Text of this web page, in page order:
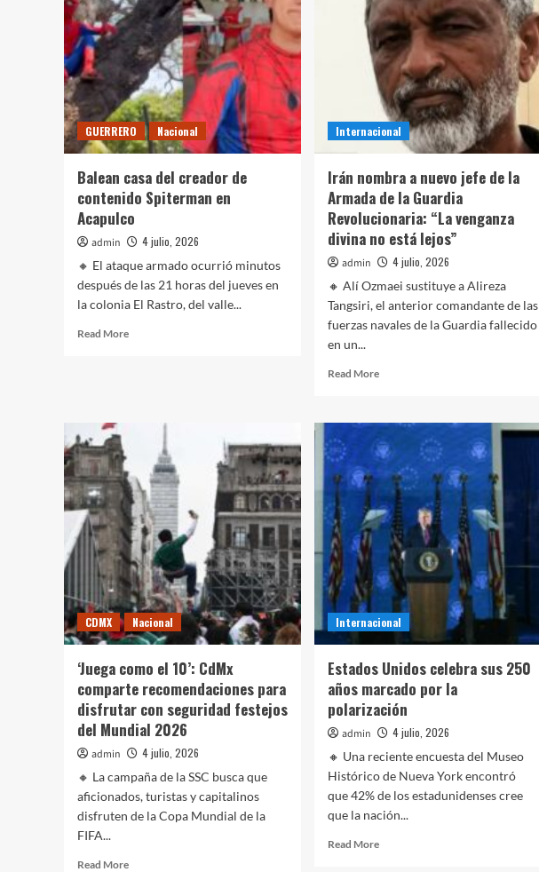
mínimo
y
modificación
pensiones
una
camioneta,
aseguran
50
kilos
de
metanfetamina
en
Hidalgo
GUERRERO Nacional
Balean casa del creador de
contenido Spiterman en
Acapulco
admin
4 julio, 2026
🔸 El ataque armado ocurrió minutos
después de las 21 horas del jueves en
la colonia El Rastro, del valle...
Read MoreRead
contenido
Spiterman
en
Acapulco
Internacional
Irán nombra a nuevo jefe de la
Armada de la Guardia
Revolucionaria: “La venganza
divina no está lejos”
admin
4 julio, 2026
🔸 Alí Ozmaei sustituye a Alireza
Tangsiri, el anterior comandante de las
fuerzas navales de la Guardia fallecido
en un...
Read MoreRead
Irán
nombra
a
nuevo
de
la
Armada
de
la
Guardia
Revolucionaria:
“La
venganza
no
está
lejos”
CDMX Nacional
‘Juega como el 10’: CdMx
comparte recomendaciones para
disfrutar con seguridad festejos
del Mundial 2026
admin
4 julio, 2026
🔸 La campaña de la SSC busca que
aficionados, turistas y capitalinos
disfruten de la Copa Mundial de la
FIFA...
Read MoreRead
Internacional
Estados Unidos celebra sus 250
años marcado por la
polarización
admin
4 julio, 2026
🔸 Una reciente encuesta del Museo
Histórico de Nueva York encontró
que 42% de los estadunidenses cree
que la nación...
Read MoreRead